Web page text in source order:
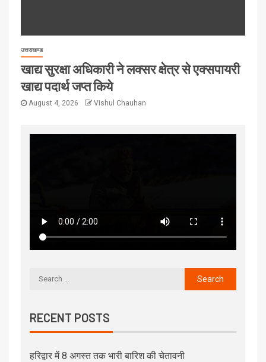
उत्तराखण्ड
खाद्य सुरक्षा अधिकारी ने लक्सर क्षेत्र से एक्सपायरी
खाद्य पदार्थ जप्त किये
August 4, 2026 Vishul Chauhan
RECENT POSTS
हरिद्वार में 8 अगस्त तक भारी बारिश की चेतावनी